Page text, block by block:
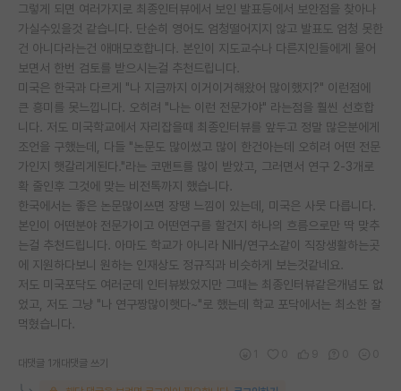
그렇게 되면 여러가지로 최종인터뷰에서 보인 발표등에서 보안점을 찾아나
가실수있을것 같습니다. 단순히 영어도 엄청떨어지지 않고 발표도 엄청 못한
건 아니다라는건 애매모호합니다. 본인이 지도교수나 다른지인들에게 물어
보면서 한번 검토를 받으시는걸 추천드립니다.
미국은 한국과 다르게 "나 지금까지 이거이거해왔어 많이했지?" 이런점에
큰 흥미를 못느낍니다. 오히려 "나는 이런 전문가야" 라는점을 훨씬 선호합
니다. 저도 미국학교에서 자리잡을때 최종인터뷰를 앞두고 정말 많은분에게
조언을 구했는데, 다들 "논문도 많이썼고 많이 한건아는데 오히려 어떤 전문
가인지 햇갈리게된다."라는 코맨트를 많이 받았고, 그러면서 연구 2-3개로
확 줄인후 그것에 맞는 비전톡까지 했습니다.
한국에서는 좋은 논문많이쓰면 장땡 느낌이 있는데, 미국은 사뭇 다릅니다.
본인이 어떤분야 전문가이고 어떤연구를 할건지 하나의 흐름으로만 딱 맞추
는걸 추천드립니다. 아마도 학교가 아니라 NIH/연구소같이 직장생활하는곳
에 지원하다보니 원하는 인재상도 정규직과 비슷하게 보는것같네요.
저도 미국포닥도 여러군데 인터뷰봤었지만 그때는 최종인터뷰같은개념도 없
었고, 저도 그냥 "나 연구짱많이햇다~"로 했는데 학교 포닥에서는 최소한 잘
먹혔습니다.
대댓글 1개 대댓글 쓰기